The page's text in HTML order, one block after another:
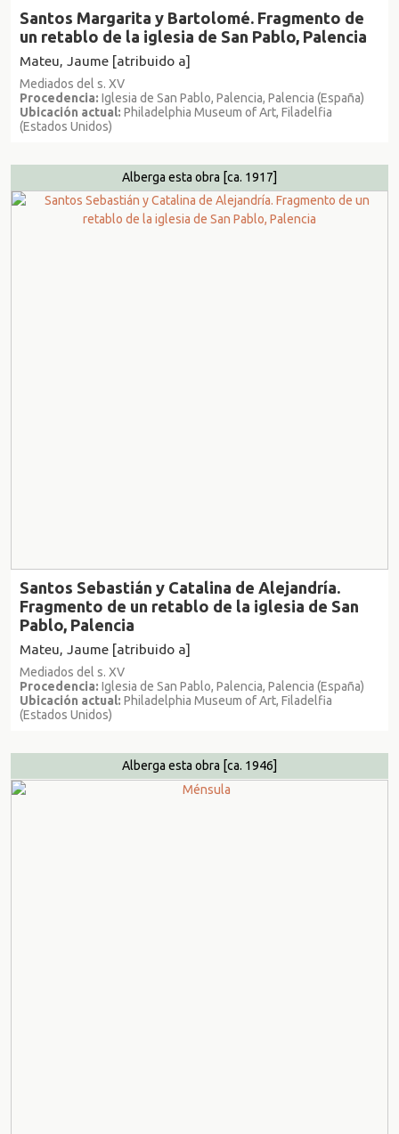
Santos Margarita y Bartolomé. Fragmento de
un retablo de la iglesia de San Pablo, Palencia
Mateu, Jaume [atribuido a]
Mediados del s. XV
Procedencia: Iglesia de San Pablo, Palencia, Palencia (España)
Ubicación actual: Philadelphia Museum of Art, Filadelfia
(Estados Unidos)
Alberga esta obra [ca. 1917]
Santos Sebastián y Catalina de Alejandría.
Fragmento de un retablo de la iglesia de San
Pablo, Palencia
Mateu, Jaume [atribuido a]
Mediados del s. XV
Procedencia: Iglesia de San Pablo, Palencia, Palencia (España)
Ubicación actual: Philadelphia Museum of Art, Filadelfia
(Estados Unidos)
Alberga esta obra [ca. 1946]